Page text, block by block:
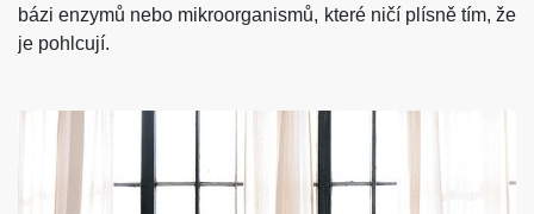
bázi enzymů nebo mikroorganismů, které ničí plísně tím, že
je pohlcují.